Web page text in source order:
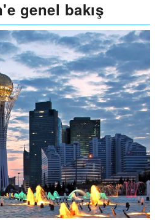
genel bakış